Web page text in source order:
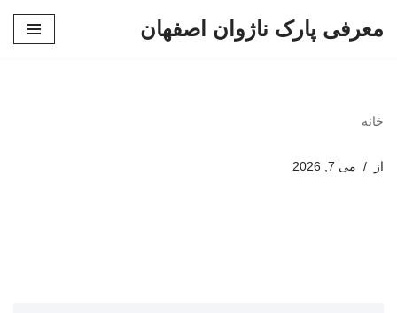
معرفی پارک ناژوان اصفهان
خانه
از می 7, 2026